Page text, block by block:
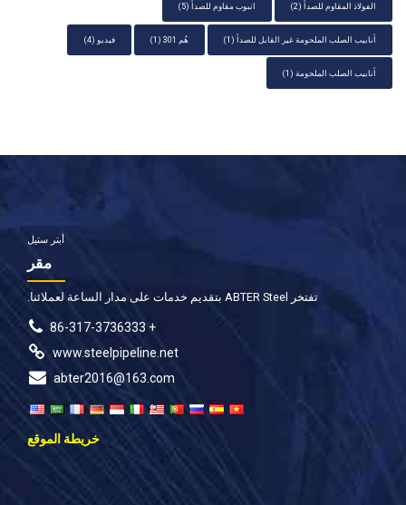
الفولاذ المقاوم للصدأ (2) انبوب مقاوم للصدأ (5)
أنابيب الصلب الملحومة غير القابل للصدأ (1) هُم 301 (1) فيديو (4)
أنابيب الصلب الملحومة (1)
أبتر ستيل
مقر
تفتخر ABTER Steel بتقديم خدمات على مدار الساعة لعملائنا.
+ 86-317-3736333
www.steelpipeline.net
abter2016@163.com
خريطة الموقع